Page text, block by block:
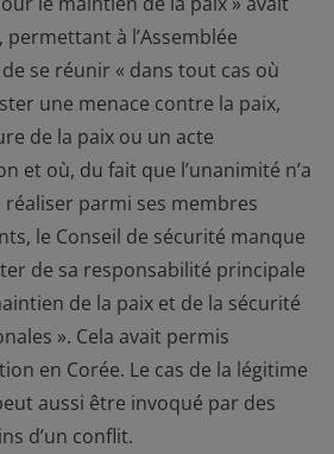
permettant à l’Assemblée
se réunir « dans tout cas où
une menace contre la paix,
de la paix ou un acte
et où, du fait que l’unanimité n’a
réaliser parmi ses membres
le Conseil de sécurité manque
de sa responsabilité principale
de la paix et de la sécurité
». Cela avait permis
en Corée. Le cas de la légitime
aussi être invoqué par des
d’un conflit.